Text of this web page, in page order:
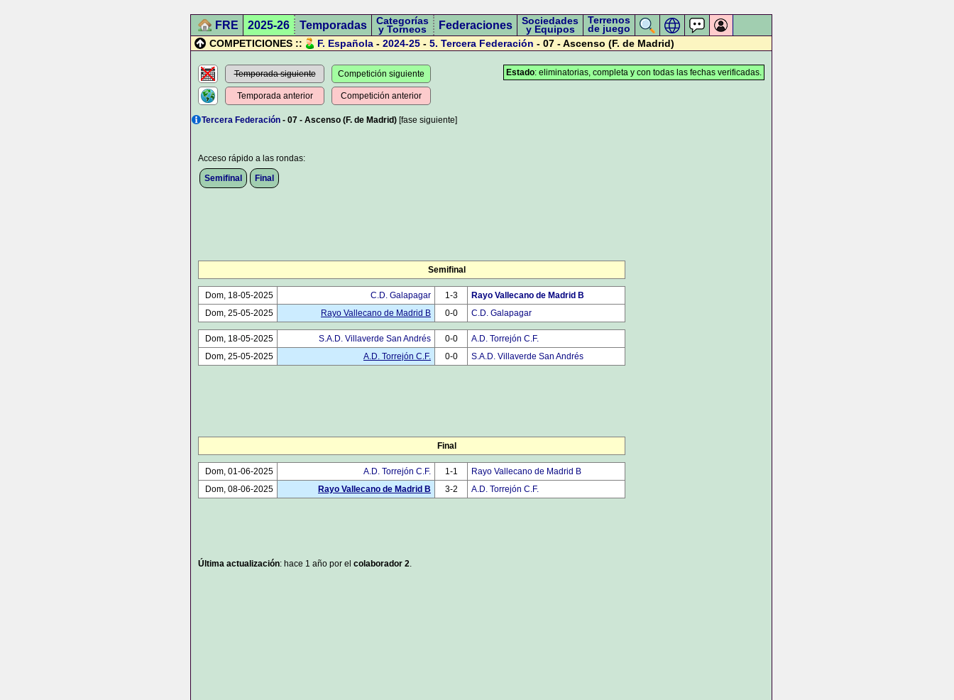
FRE 2025-26 Temporadas Categorías
y Torneos Federaciones Sociedades
y Equipos
Terrenos
de juego
COMPETICIONES ::
F. Española - 2024-25 - 5. Tercera Federación - 07 - Ascenso (F. de Madrid)
Estado: eliminatorias, completa y con todas las fechas verificadas.
Temporada siguiente
Temporada anterior
Competición siguiente
Competición anterior
Tercera Federación - 07 - Ascenso (F. de Madrid) [fase siguiente]
Acceso rápido a las rondas:
Semifinal
Final
Semifinal
Dom, 18-05-2025 C.D. Galapagar 1-3
Rayo Vallecano de Madrid B
Dom, 25-05-2025
Rayo Vallecano de Madrid B 0-0 C.D. Galapagar
Dom, 18-05-2025 S.A.D. Villaverde San Andrés 0-0
A.D. Torrejón C.F.
Dom, 25-05-2025
A.D. Torrejón C.F. 0-0 S.A.D. Villaverde San Andrés
Final
Dom, 01-06-2025 A.D. Torrejón C.F. 1-1
Rayo Vallecano de Madrid B
Dom, 08-06-2025
Rayo Vallecano de Madrid B 3-2 A.D. Torrejón C.F.
Última actualización: hace 1 año por el colaborador 2.